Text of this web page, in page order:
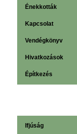
Énekkották
Kapcsolat
Vendégkönyv
Hivatkozások
Építkezés
Ifjúság